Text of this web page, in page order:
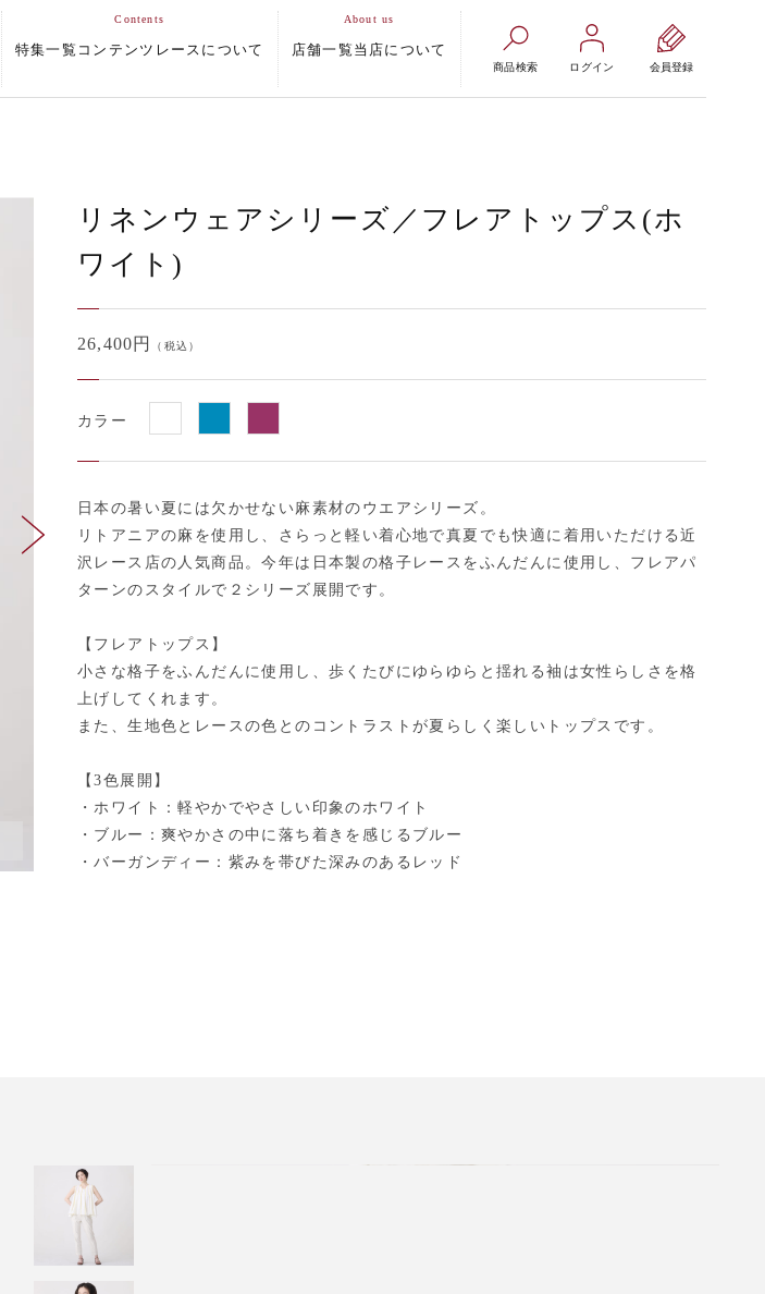
特集一覧 コンテンツ レースについて 店舗一覧 当店について
商品検索 ログイン 会員登録
リネンウェアシリーズ／フレアトップス(ホ
ワイト)
26,400円 （税込）
カラー
日本の暑い夏には欠かせない麻素材のウエアシリーズ。
リトアニアの麻を使用し、さらっと軽い着心地で真夏でも快適に着用いただける近
沢レース店の人気商品。今年は日本製の格子レースをふんだんに使用し、フレアパ
ターンのスタイルで２シリーズ展開です。
【フレアトップス】
小さな格子をふんだんに使用し、歩くたびにゆらゆらと揺れる袖は女性らしさを格
上げしてくれます。
また、生地色とレースの色とのコントラストが夏らしく楽しいトップスです。
【3色展開】
・ホワイト：軽やかでやさしい印象のホワイト
・ブルー：爽やかさの中に落ち着きを感じるブルー
・バーガンディー：紫みを帯びた深みのあるレッド